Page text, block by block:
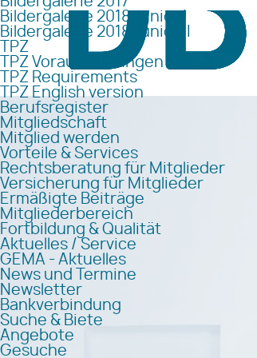
Bildergalerie 2018 Junior I
Bildergalerie 2018 Junior II
TPZ
TPZ Voraussetzungen
TPZ Requirements
TPZ English version
Berufsregister
Mitgliedschaft
Mitglied werden
Vorteile & Services
Rechtsberatung für Mitglieder
Versicherung für Mitglieder
Ermäßigte Beiträge
Mitgliederbereich
Fortbildung & Qualität
Aktuelles / Service
GEMA - Aktuelles
News und Termine
Newsletter
Bankverbindung
Suche & Biete
Angebote
Gesuche